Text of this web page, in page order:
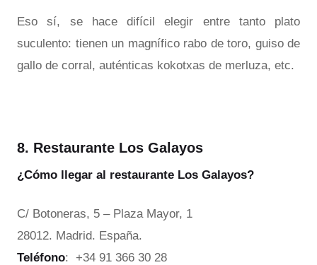
Eso sí, se hace difícil elegir entre tanto plato
suculento: tienen un magnífico rabo de toro, guiso de
gallo de corral, auténticas kokotxas de merluza, etc.
8. Restaurante Los Galayos
¿Cómo llegar al restaurante Los Galayos?
C/ Botoneras, 5 – Plaza Mayor, 1
28012. Madrid. España.
Teléfono: +34 91 366 30 28